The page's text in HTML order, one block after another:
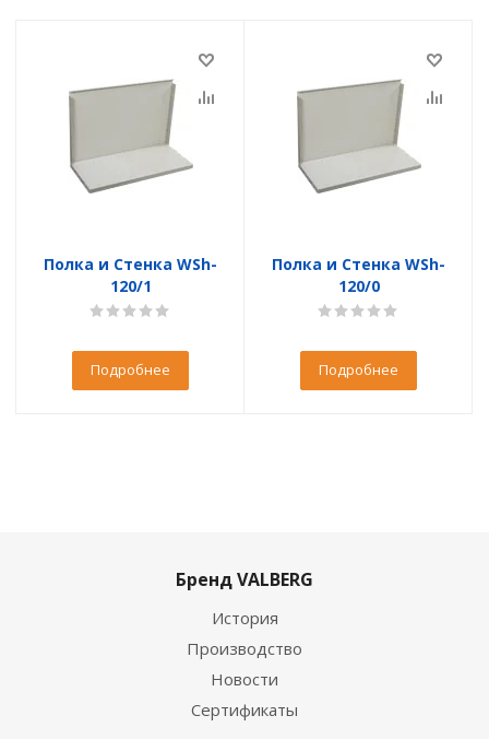
Полка и Стенка WSh-
120/1
Подробнее
Полка и Стенка WSh-
120/0
Подробнее
Бренд VALBERG
История
Производство
Новости
Сертификаты